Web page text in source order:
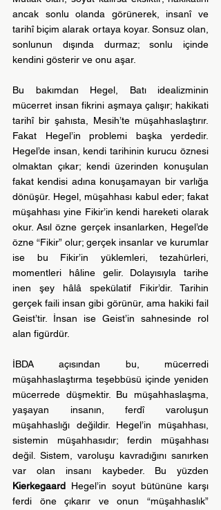
ancak sonlu olanda görünerek, insanî ve
tarihî biçim alarak ortaya koyar. Sonsuz olan,
sonlunun dışında durmaz; sonlu içinde
kendini gösterir ve onu aşar.
Bu bakımdan Hegel, Batı idealizminin
mücerret insan fikrini aşmaya çalışır; hakikati
tarihî bir şahısta, Mesih’te müşahhaslaştırır.
Fakat Hegel’in problemi başka yerdedir.
Hegel’de insan, kendi tarihinin kurucu öznesi
olmaktan çıkar; kendi üzerinden konuşulan
fakat kendisi adına konuşamayan bir varlığa
dönüşür. Hegel, müşahhası kabul eder; fakat
müşahhası yine Fikir’in kendi hareketi olarak
okur. Asıl özne gerçek insanlarken, Hegel’de
özne “Fikir” olur; gerçek insanlar ve kurumlar
ise bu Fikir’in yüklemleri, tezahürleri,
momentleri hâline gelir. Dolayısıyla tarihe
inen şey hâlâ spekülatif Fikir’dir. Tarihin
gerçek faili insan gibi görünür, ama hakiki fail
Geist’tir. İnsan ise Geist’in sahnesinde rol
alan figürdür.
İBDA açısından bu, mücerredi
müşahhaslaştırma teşebbüsü içinde yeniden
mücerrede düşmektir. Bu müşahhaslaşma,
yaşayan insanın, ferdî varoluşun
müşahhaslığı değildir. Hegel’in müşahhası,
sistemin müşahhasıdır; ferdin müşahhası
değil. Sistem, varoluşu kavradığını sanırken
Kierkegaard Hegel’in soyut bütününe karşı
ferdi öne çıkarır ve onun “müşahhaslık”